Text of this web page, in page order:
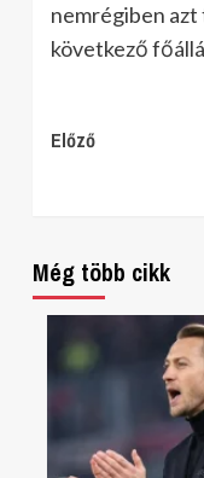
nemrégiben azt
következő
Continue
Előző
Még több cikk